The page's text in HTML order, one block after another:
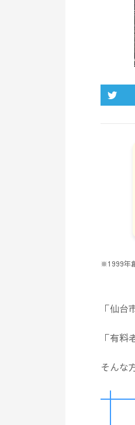
※1999年
「仙台
「有
そんな